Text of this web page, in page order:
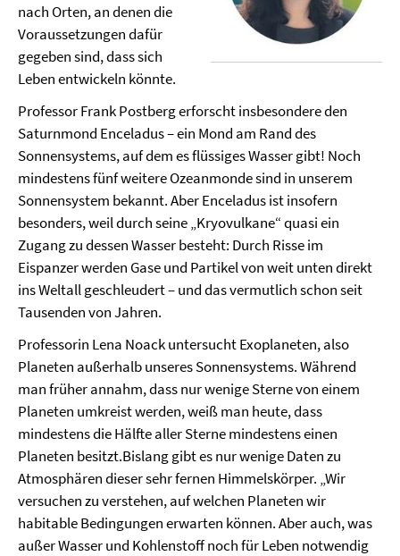
nach Orten, an denen die
Voraussetzungen dafür
gegeben sind, dass sich
Leben entwickeln könnte.
Professor Frank Postberg erforscht insbesondere den
Saturnmond Enceladus – ein Mond am Rand des
Sonnensystems, auf dem es flüssiges Wasser gibt! Noch
mindestens fünf weitere Ozeanmonde sind in unserem
Sonnensystem bekannt. Aber Enceladus ist insofern
besonders, weil durch seine „Kryovulkane“ quasi ein
Zugang zu dessen Wasser besteht: Durch Risse im
Eispanzer werden Gase und Partikel von weit unten direkt
ins Weltall geschleudert – und das vermutlich schon seit
Tausenden von Jahren.
Professorin Lena Noack untersucht Exoplaneten, also
Planeten außerhalb unseres Sonnensystems. Während
man früher annahm, dass nur wenige Sterne von einem
Planeten umkreist werden, weiß man heute, dass
mindestens die Hälfte aller Sterne mindestens einen
Planeten besitzt.Bislang gibt es nur wenige Daten zu
Atmosphären dieser sehr fernen Himmelskörper. „Wir
versuchen zu verstehen, auf welchen Planeten wir
habitable Bedingungen erwarten können. Aber auch, was
außer Wasser und Kohlenstoff noch für Leben notwendig